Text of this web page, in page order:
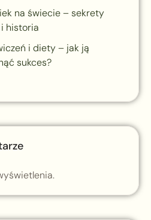
na świecie – sekrety
historia
i diety – jak ją
sukces?